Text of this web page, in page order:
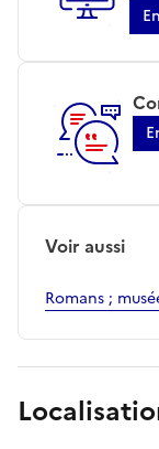
Voir aussi
Romans ;